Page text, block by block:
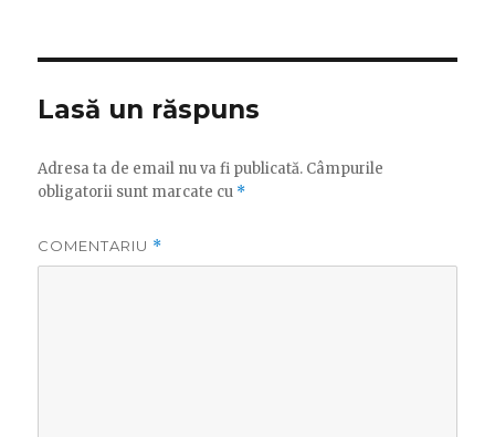
Lasă un răspuns
Adresa ta de email nu va fi publicată. Câmpurile
obligatorii sunt marcate cu *
COMENTARIU *